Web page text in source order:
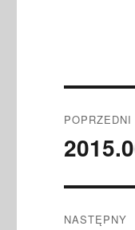
wpisu
POPRZEDNI
Poprzedni
NASTĘPNY